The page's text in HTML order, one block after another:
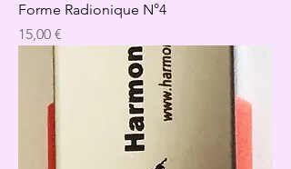
Forme Radionique N°4
Precio
15,00 €